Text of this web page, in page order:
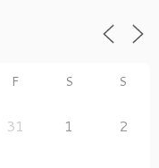
F S S
31 1 2